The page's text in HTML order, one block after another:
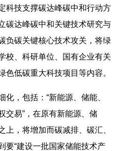
科技支撑碳达峰碳中和行动方
碳达峰碳中和关键技术研究与
负碳关键核心技术攻关，将绿
校、科研单位、国有企业有关
色低碳重大科技项目等内容。
，包括：“新能源、储能、
交易”，在原有新能源、储
上，将增加而碳减排、碳汇、
要“建设一批国家储能技术产